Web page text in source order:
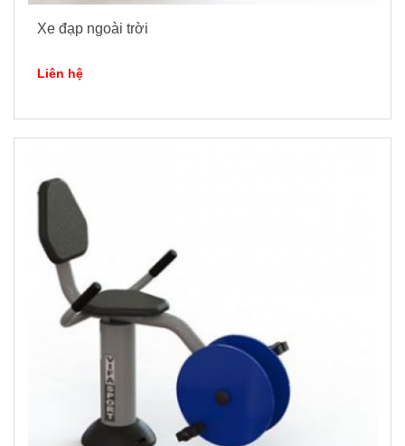
Xe đạp ngoài trời
Liên hệ